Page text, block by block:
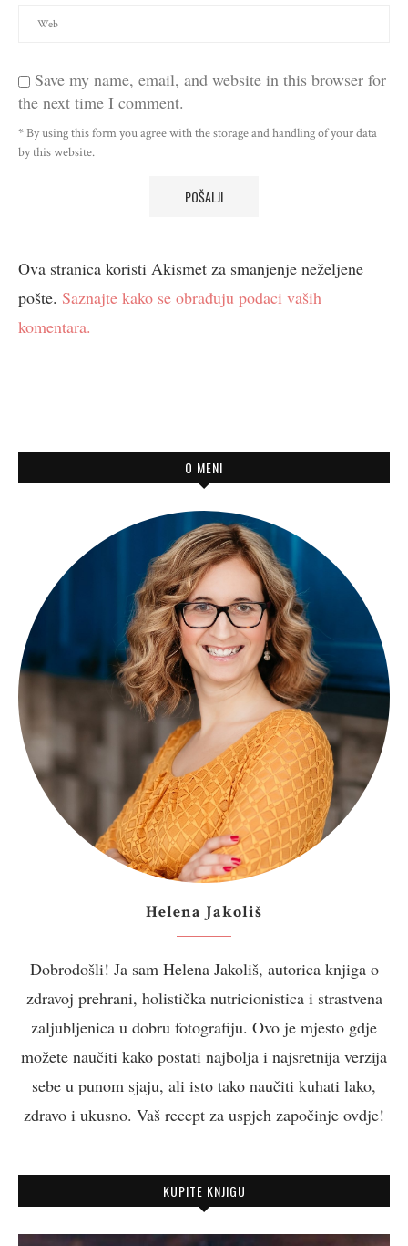
Save my name, email, and website in this browser for
the next time I comment.
* By using this form you agree with the storage and handling of your data
by this website.
Ova stranica koristi Akismet za smanjenje neželjene
pošte. Saznajte kako se obrađuju podaci vaših
komentara.
O MENI
Helena Jakoliš
Dobrodošli! Ja sam Helena Jakoliš, autorica knjiga o
zdravoj prehrani, holistička nutricionistica i strastvena
zaljubljenica u dobru fotografiju. Ovo je mjesto gdje
možete naučiti kako postati najbolja i najsretnija verzija
sebe u punom sjaju, ali isto tako naučiti kuhati lako,
zdravo i ukusno. Vaš recept za uspjeh započinje ovdje!
KUPITE KNJIGU